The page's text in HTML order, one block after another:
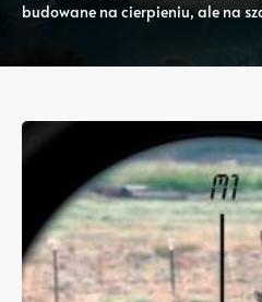
budowane na cierpieniu, ale na